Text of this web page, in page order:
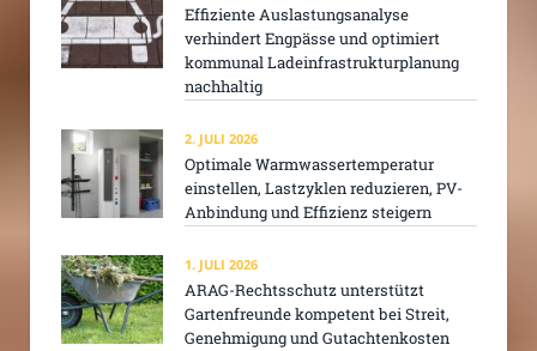
Effiziente Auslastungsanalyse
verhindert Engpässe und optimiert
kommunal Ladeinfrastrukturplanung
nachhaltig
2. JULI 2026
Optimale Warmwassertemperatur
einstellen, Lastzyklen reduzieren, PV-
Anbindung und Effizienz steigern
1. JULI 2026
ARAG-Rechtsschutz unterstützt
Gartenfreunde kompetent bei Streit,
Genehmigung und Gutachtenkosten